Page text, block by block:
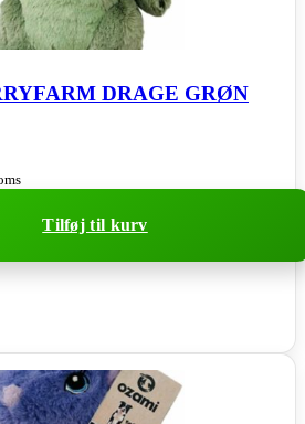
DRAGE GRØN
Tilføj til kurv